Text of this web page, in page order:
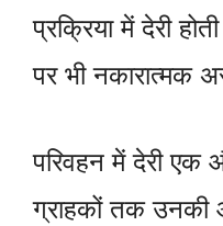
प्रक्रिया में देरी
पर भी नकारात्मक
परिवहन में देरी एक
ग्राहकों तक उनकी